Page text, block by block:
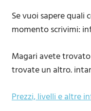
Se vuoi sapere quali
momento scrivimi:
Magari avete
trovate un altro.
Prezzi, livelli e altre